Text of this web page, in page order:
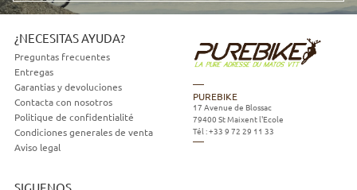
¿NECESITAS AYUDA?
Preguntas frecuentes
Entregas
Garantias y devoluciones
Contacta con nosotros
Politique de confidentialité
Condiciones generales de venta
Aviso legal
PUREBIKE
17 Avenue de Blossac
79400 St Maixent l'Ecole
Tél :+33 9 72 29 11 33